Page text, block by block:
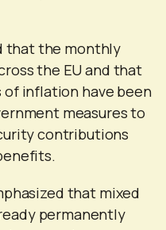
that the monthly
the EU and that
inflation have been
measures to
contributions
that mixed
permanently